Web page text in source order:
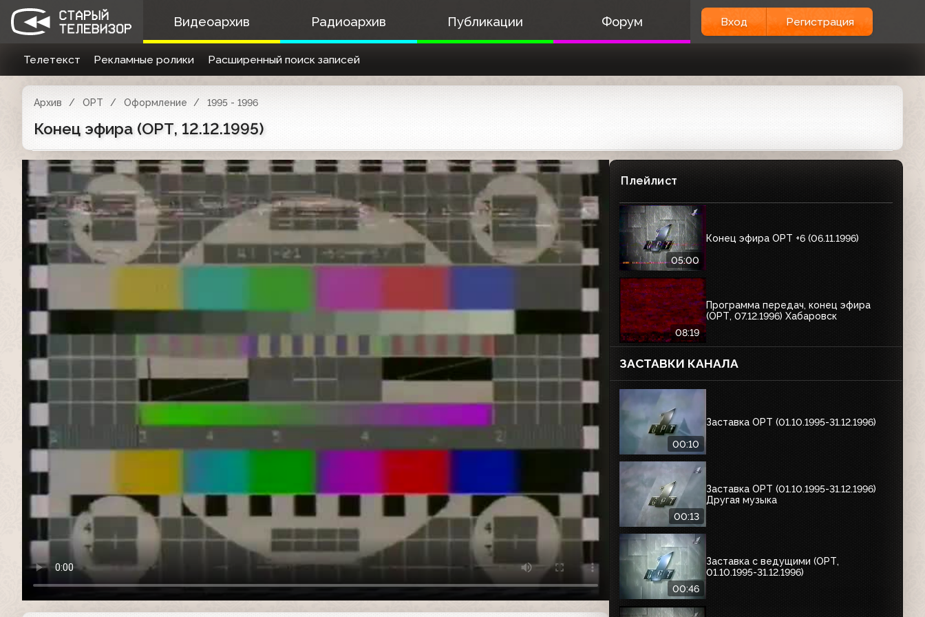
Видеоархив Радиоархив Публикации Форум Вход Регистрация
Телетекст Рекламные ролики Расширенный поиск записей
Архив ОРТ Оформление 1995 - 1996
Конец эфира (ОРТ, 12.12.1995)
Плейлист
05:00
Конец эфира ОРТ +6 (06.11.1996)
08:19
Программа передач, конец эфира
(ОРТ, 07.12.1996) Хабаровск
ЗАСТАВКИ КАНАЛА
00:10
Заставка ОРТ (01.10.1995-31.12.1996)
00:13
Заставка ОРТ (01.10.1995-31.12.1996)
Другая музыка
00:46
Заставка с ведущими (ОРТ,
01.10.1995-31.12.1996)